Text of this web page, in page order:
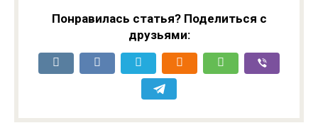
Понравилась статья? Поделиться с
друзьями: